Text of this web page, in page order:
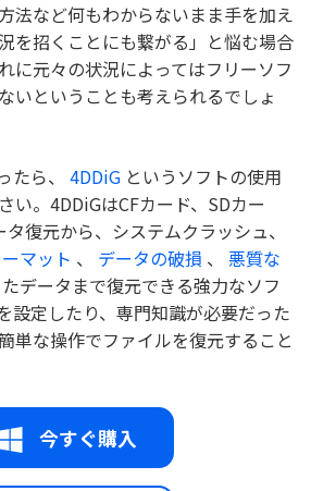
法など何もわからないまま手を加え
を招くことにも繋がる」と悩む場合
に元々の状況によってはフリーソフ
いということも考えられるでしょ
たら、 4DDiG というソフトの使用
い。4DDiGはCFカード、SDカー
復元から、システムクラッシュ、
マット 、 データの破損 、 悪質な
データまで復元できる強力なソフ
設定したり、専門知識が必要だった
単な操作でファイルを復元すること
今すぐ購入